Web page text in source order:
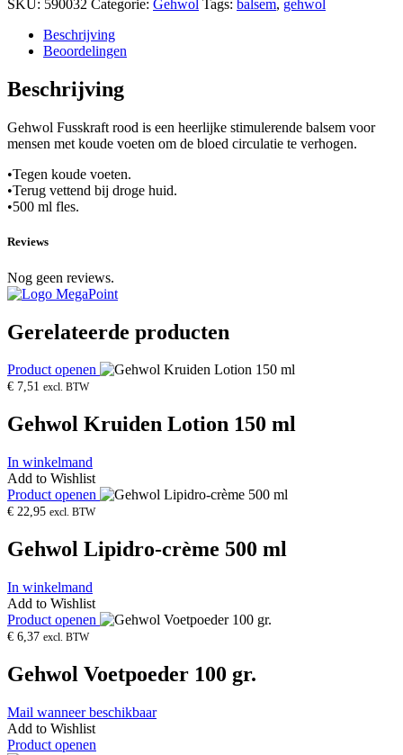
ml
hoeveelheid
SKU: 590032 Categorie: Gehwol Tags: balsem, gehwol
Beschrijving
Beoordelingen
Beschrijving
Gehwol Fusskraft rood is een heerlijke stimulerende balsem voor
mensen met koude voeten om de bloed circulatie te verhogen.
•Tegen koude voeten.
•Terug vettend bij droge huid.
•500 ml fles.
Reviews
Nog geen reviews.
Gerelateerde producten
Product openen
€ 7,51 excl. BTW
Gehwol Kruiden Lotion 150 ml
In winkelmand
Add to Wishlist
Product openen
€ 22,95 excl. BTW
Gehwol Lipidro-crème 500 ml
In winkelmand
Add to Wishlist
Product openen
€ 6,37 excl. BTW
Gehwol Voetpoeder 100 gr.
Mail wanneer beschikbaar
Add to Wishlist
Product openen